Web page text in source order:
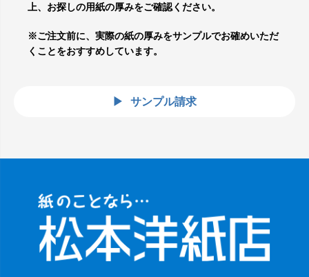
上、お探しの用紙の厚みをご確認ください。
※ご注文前に、実際の紙の厚みをサンプルでお確めいただ
くことをおすすめしています。
サンプル請求